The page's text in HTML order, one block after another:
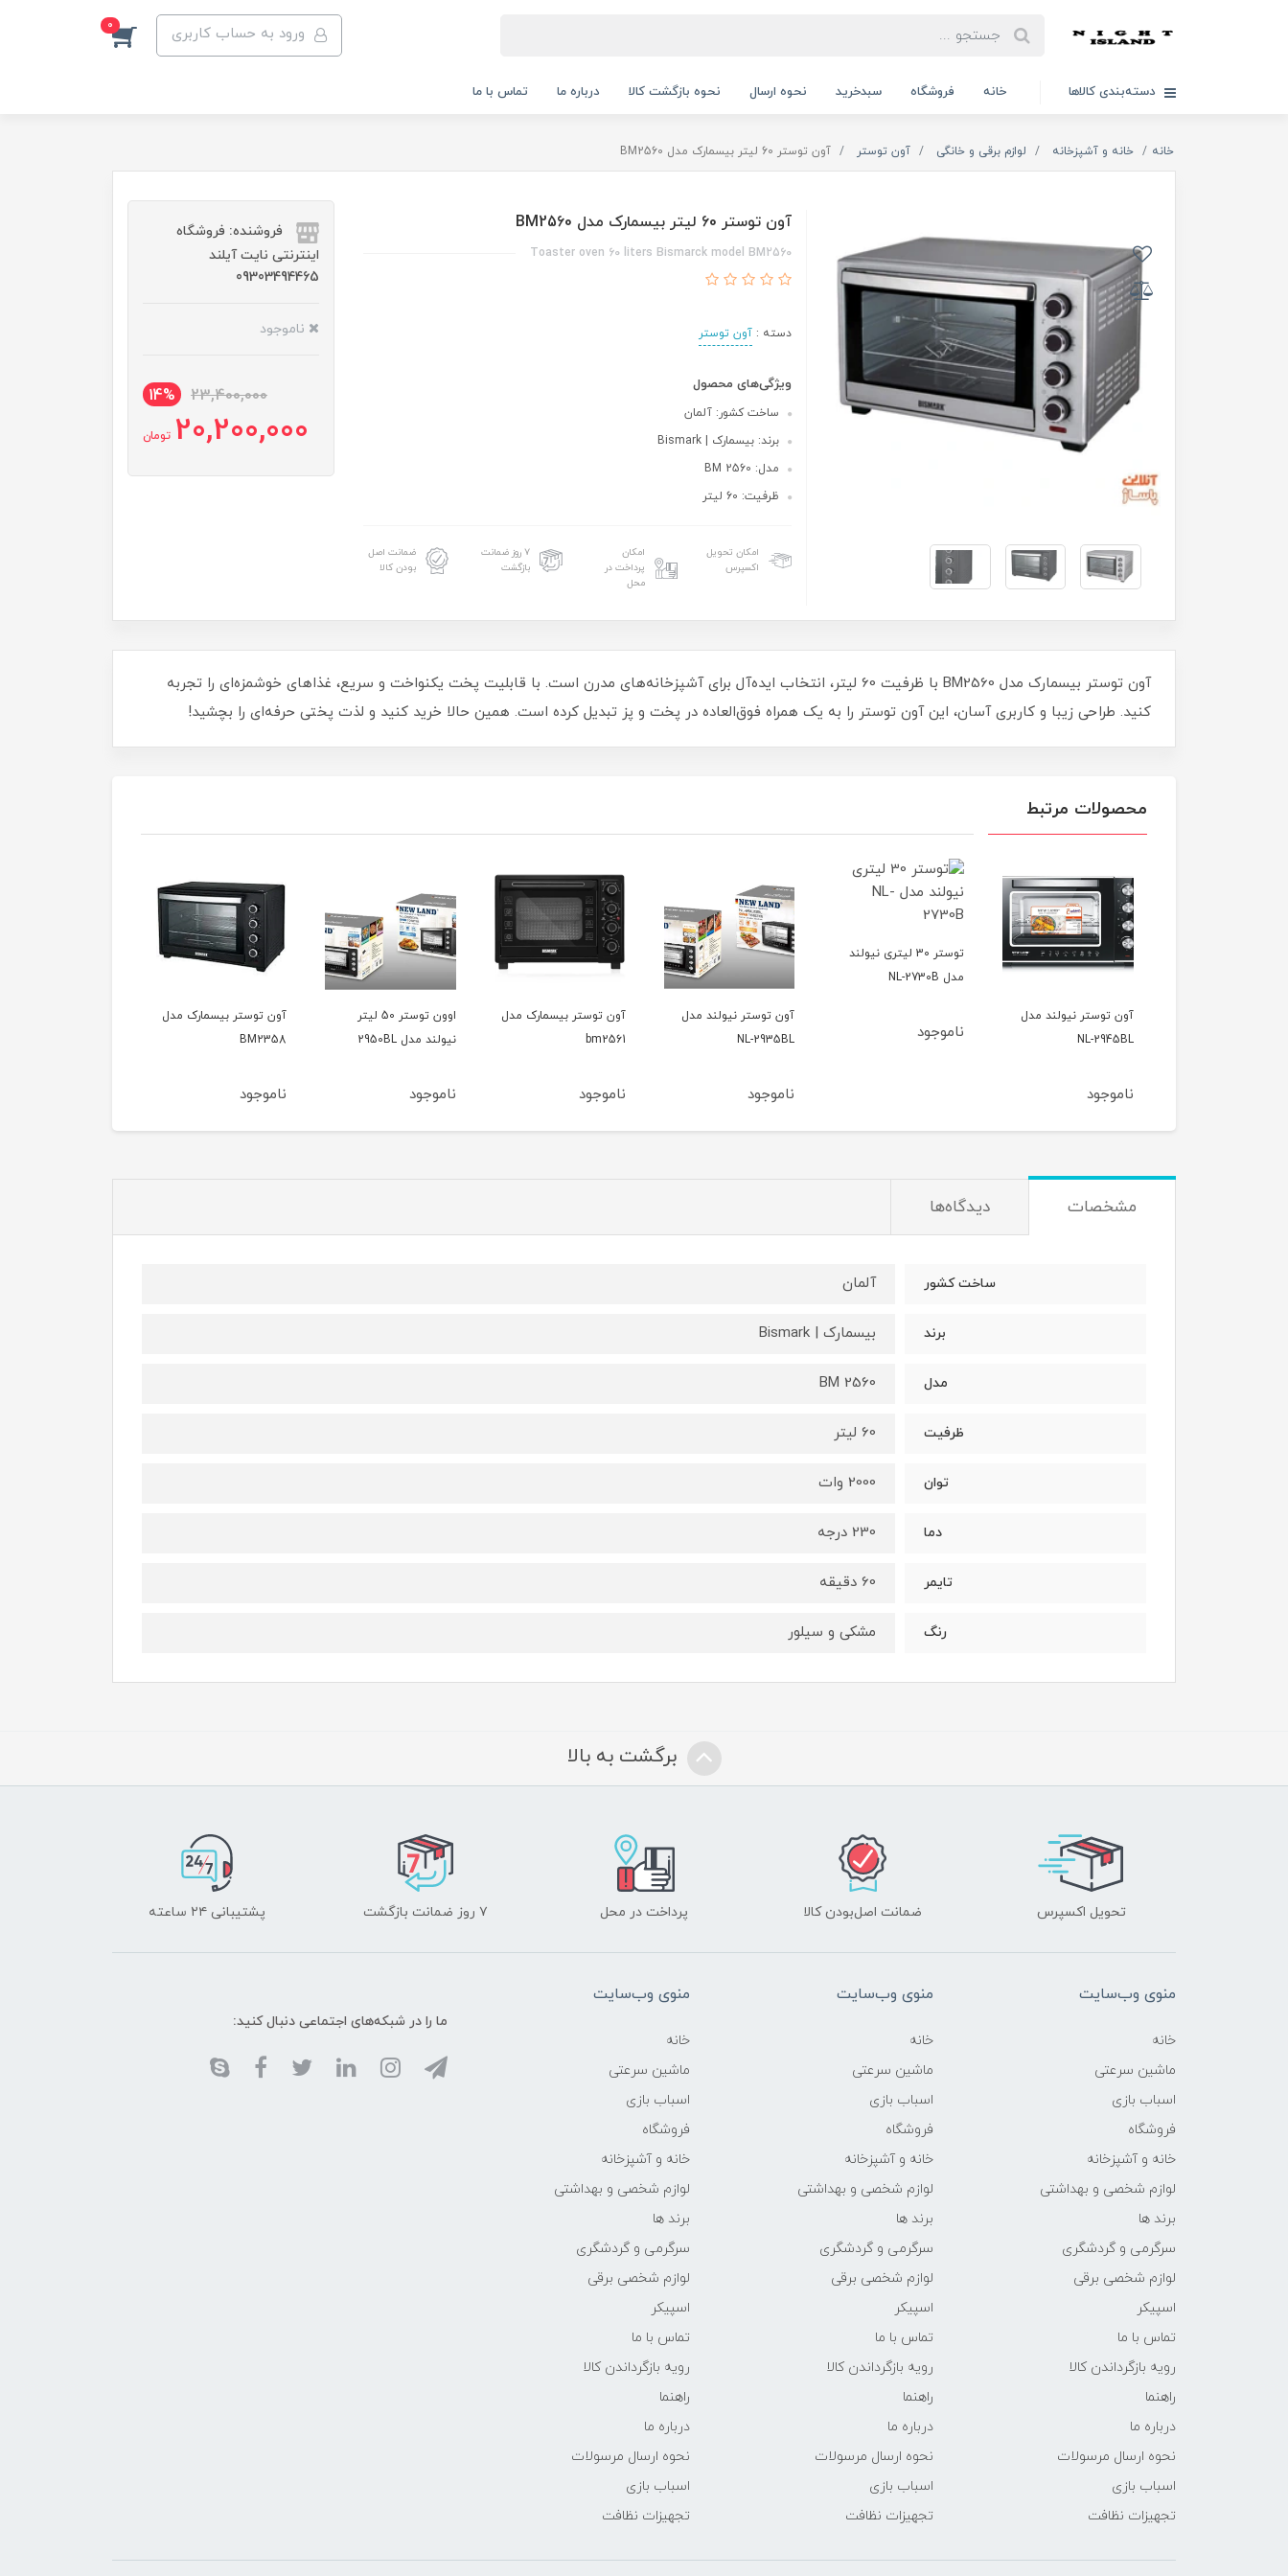
ورود به حساب کاربری 0
دسته‌بندی کالاها خانه فروشگاه سبدخرید نحوه ارسال نحوه بازگشت کالا درباره ما تماس با ما
خانه خانه و آشپزخانه لوازم برقی و خانگی آون توستر آون توستر 60 لیتر بیسمارک مدل BM2560
آون توستر 60 لیتر بیسمارک مدل BM2560
Toaster oven 60 liters Bismarck model BM2560
دسته :آون توستر
ویژگی‌های محصول
ساخت کشور: آلمان
برند: بیسمارک | Bismark
مدل: BM 2560
ظرفیت: 60 لیتر
امکان تحویل
اکسپرس
امکان
پرداخت در
محل
۷ روز ضمانت
بازگشت
ضمانت اصل
بودن کالا
فروشنده: فروشگاه
اینترنتی نایت آیلند
09303494465
ناموجود
23,400,000
14%
20,200,000 تومان
آون توستر بیسمارک مدل BM2560 با ظرفیت 60 لیتر، انتخاب ایده‌آل برای آشپزخانه‌های مدرن است. با قابلیت پخت یکنواخت و سریع، غذاهای خوشمزه‌ای را تجربه
کنید. طراحی زیبا و کاربری آسان، این آون توستر را به یک همراه فوق‌العاده در پخت و پز تبدیل کرده است. همین حالا خرید کنید و لذت پختی حرفه‌ای را بچشید!
محصولات مرتبط
آون توستر نیولند مدل
NL-2945BL
ناموجود
توستر 30 لیتری نیولند
مدل NL-2730B
ناموجود
آون توستر نیولند مدل
NL-2935BL
ناموجود
آون توستر بیسمارک مدل
bm2561
ناموجود
اوون توستر 50 لیتر
نیولند مدل 2950BL
ناموجود
آون توستر بیسمارک مدل
BM2358
ناموجود
مشخصات دیدگاه‌ها
ساخت کشور آلمان
برند بیسمارک | Bismark
مدل BM 2560
ظرفیت 60 لیتر
توان 2000 وات
دما 230 درجه
تایمر 60 دقیقه
رنگ مشکی و سیلور
برگشت به بالا
تحویل اکسپرس ضمانت اصل‌بودن کالا پرداخت در محل ۷ روز ضمانت بازگشت پشتیبانی ۲۴ ساعته
منوی وب‌سایت
خانه
ماشین سرعتی
اسباب بازی
فروشگاه
خانه و آشپزخانه
لوازم شخصی و بهداشتی
برند ها
سرگرمی و گردشگری
لوازم شخصی برقی
اسپیکر
تماس با ما
رویه بازگرداندن کالا
راهنما
درباره ما
نحوه ارسال مرسولات
اسباب بازی
تجهیزات نظافت
منوی وب‌سایت
خانه
ماشین سرعتی
اسباب بازی
فروشگاه
خانه و آشپزخانه
لوازم شخصی و بهداشتی
برند ها
سرگرمی و گردشگری
لوازم شخصی برقی
اسپیکر
تماس با ما
رویه بازگرداندن کالا
راهنما
درباره ما
نحوه ارسال مرسولات
اسباب بازی
تجهیزات نظافت
منوی وب‌سایت
خانه
ماشین سرعتی
اسباب بازی
فروشگاه
خانه و آشپزخانه
لوازم شخصی و بهداشتی
برند ها
سرگرمی و گردشگری
لوازم شخصی برقی
اسپیکر
تماس با ما
رویه بازگرداندن کالا
راهنما
درباره ما
نحوه ارسال مرسولات
اسباب بازی
تجهیزات نظافت
ما را در شبکه‌های اجتماعی دنبال کنید: